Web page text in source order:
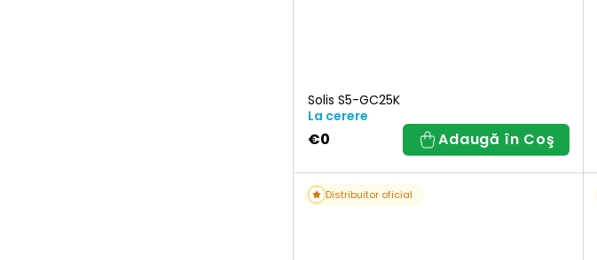
Solis S5-GC25K
La cerere
€0 Adaugă în Coş
Distribuitor oficial